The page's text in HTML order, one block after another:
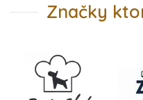
Značky